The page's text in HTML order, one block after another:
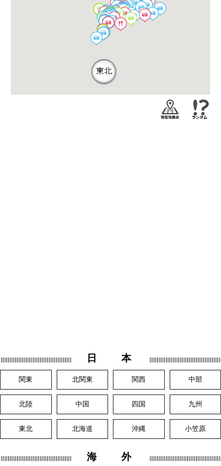
日 本
関東 北関東 関西 中部
北陸 中国 四国 九州
東北 北海道 沖縄 小笠原
海 外